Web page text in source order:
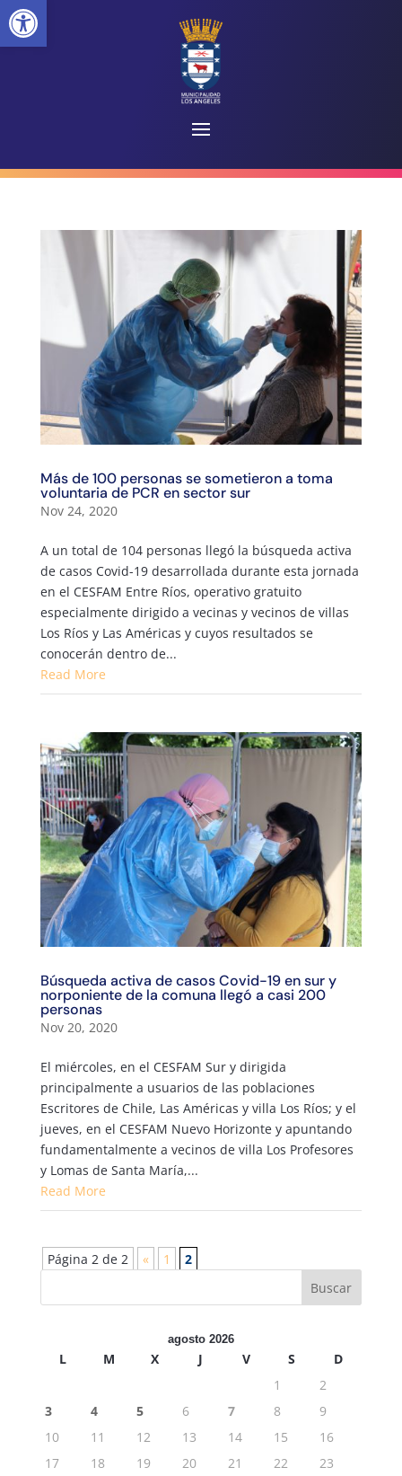
Más de 100 personas se sometieron a toma
voluntaria de PCR en sector sur
Nov 24, 2020
A un total de 104 personas llegó la búsqueda activa
de casos Covid-19 desarrollada durante esta jornada
en el CESFAM Entre Ríos, operativo gratuito
especialmente dirigido a vecinas y vecinos de villas
Los Ríos y Las Américas y cuyos resultados se
conocerán dentro de...
Read More
Búsqueda activa de casos Covid-19 en sur y
norponiente de la comuna llegó a casi 200
personas
Nov 20, 2020
El miércoles, en el CESFAM Sur y dirigida
principalmente a usuarios de las poblaciones
Escritores de Chile, Las Américas y villa Los Ríos; y el
jueves, en el CESFAM Nuevo Horizonte y apuntando
fundamentalmente a vecinos de villa Los Profesores
y Lomas de Santa María,...
Read More
Página 2 de 2 « 1 2
agosto 2026
L M X J V S
D
1
2
3
4 5 6 7 8
9
10
11 12 13 14 15
16
17
18 19 20 21 22
23